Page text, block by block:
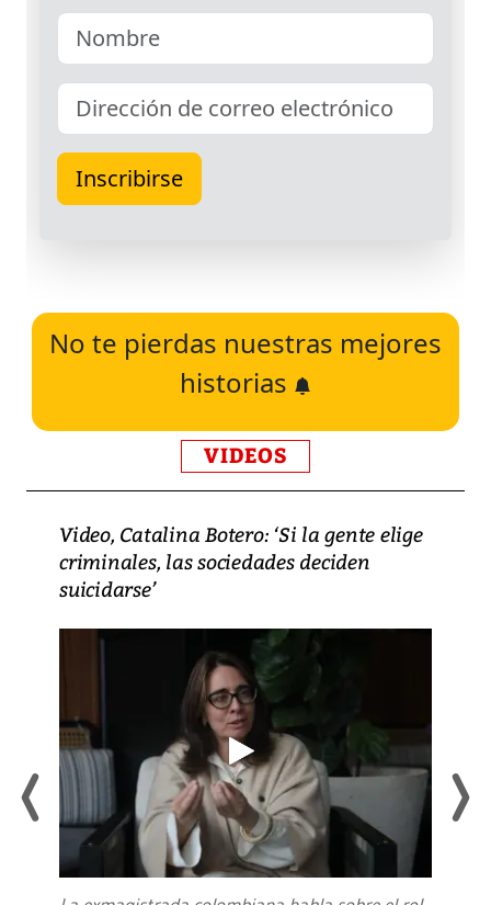
No te pierdas nuestras mejores
historias
VIDEOS
Video, Catalina Botero: ‘Si la gente elige
criminales, las sociedades deciden
suicidarse’